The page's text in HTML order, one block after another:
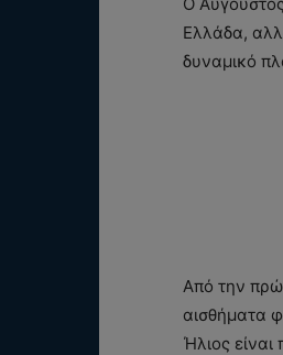
Ελλάδα,
δυναμικό
Από την
αισθήματα
Ήλιος